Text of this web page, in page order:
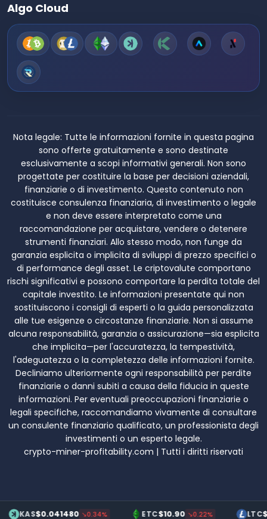
Algo Cloud
Nota legale: Tutte le informazioni fornite in questa pagina
sono offerte gratuitamente e sono destinate
esclusivamente a scopi informativi generali. Non sono
progettate per costituire la base per decisioni aziendali,
finanziarie o di investimento. Questo contenuto non
costituisce consulenza finanziaria, di investimento o legale
e non deve essere interpretato come una
raccomandazione per acquistare, vendere o detenere
strumenti finanziari. Allo stesso modo, non funge da
garanzia esplicita o implicita di sviluppi di prezzo specifici o
di performance degli asset. Le criptovalute comportano
rischi significativi e possono comportare la perdita totale del
capitale investito. Le informazioni presentate qui non
sostituiscono i consigli di esperti o la guida personalizzata
alle tue esigenze o circostanze finanziarie. Non si assume
alcuna responsabilità, garanzia o assicurazione—sia esplicita
che implicita—per l'accuratezza, la tempestività,
l'adeguatezza o la completezza delle informazioni fornite.
Decliniamo ulteriormente ogni responsabilità per perdite
finanziarie o danni subiti a causa della fiducia in queste
informazioni. Per eventuali preoccupazioni finanziarie o
legali specifiche, raccomandiamo vivamente di consultare
un consulente finanziario qualificato, un professionista degli
investimenti o un esperto legale.
crypto-miner-profitability.com | Tutti i diritti riservati
$0.041480 ↘0.34% $10.90 ↘0.22% LTC $70.20